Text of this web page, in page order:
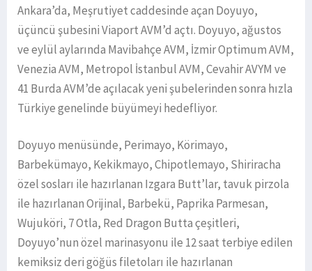
Ankara’da, Meşrutiyet caddesinde açan Doyuyo,
üçüncü şubesini Viaport AVM’d açtı. Doyuyo, ağustos
ve eylül aylarında Mavibahçe AVM, İzmir Optimum AVM,
Venezia AVM, Metropol İstanbul AVM, Cevahir AVYM ve
41 Burda AVM’de açılacak yeni şubelerinden sonra hızla
Türkiye genelinde büyümeyi hedefliyor.
Doyuyo menüsünde, Perimayo, Körimayo,
Barbekümayo, Kekikmayo, Chipotlemayo, Shiriracha
özel sosları ile hazırlanan Izgara Butt’lar, tavuk pirzola
ile hazırlanan Orijinal, Barbekü, Paprika Parmesan,
Wujuköri, 7 Otla, Red Dragon Butta çeşitleri,
Doyuyo’nun özel marinasyonu ile 12 saat terbiye edilen
kemiksiz deri göğüs filetoları ile hazırlanan